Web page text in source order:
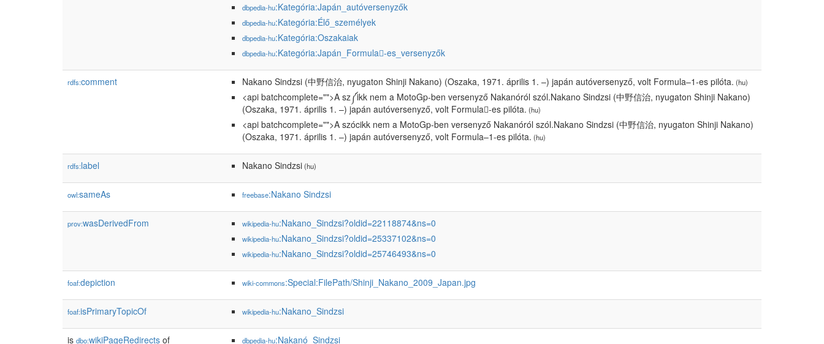
dbpedia-hu:Kategória:Japán_autóversenyzők
dbpedia-hu:Kategória:Élő_személyek
dbpedia-hu:Kategória:Oszakaiak
dbpedia-hu:Kategória:Japán_Formula𠄱-es_versenyzők
rdfs:comment Nakano Sindzsi (中野信治, nyugaton Shinji Nakano) (Oszaka, 1971. április 1. –) japán autóversenyző, volt Formula–1-es pilóta. (hu)
<api batchcomplete="">A sz༼ikk nem a MotoGp-ben versenyző Nakanóról szól.Nakano Sindzsi (中野信治, nyugaton Shinji Nakano)
(Oszaka, 1971. április 1. –) japán autóversenyző, volt Formula𠄱-es pilóta. (hu)
<api batchcomplete="">A szócikk nem a MotoGp-ben versenyző Nakanóról szól.Nakano Sindzsi (中野信治, nyugaton Shinji Nakano)
(Oszaka, 1971. április 1. –) japán autóversenyző, volt Formula–1-es pilóta. (hu)
rdfs:label Nakano Sindzsi(hu)
owl:sameAs freebase:Nakano Sindzsi
prov:wasDerivedFrom wikipedia-hu:Nakano_Sindzsi?oldid=22118874&ns=0
wikipedia-hu:Nakano_Sindzsi?oldid=25337102&ns=0
wikipedia-hu:Nakano_Sindzsi?oldid=25746493&ns=0
foaf:depiction wiki-commons:Special:FilePath/Shinji_Nakano_2009_Japan.jpg
foaf:isPrimaryTopicOf wikipedia-hu:Nakano_Sindzsi
is dbo:wikiPageRedirects of dbpedia-hu:Nakanó_Sindzsi